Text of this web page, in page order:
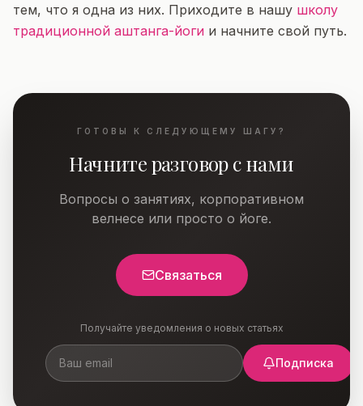
тем, что я одна из них. Приходите в нашу школу
традиционной аштанга-йоги и начните свой путь.
ГОТОВЫ К СЛЕДУЮЩЕМУ ШАГУ?
Начните разговор с нами
Вопросы о занятиях, корпоративном
велнесе или просто о йоге.
Связаться
Получайте уведомления о новых статьях
Подписка